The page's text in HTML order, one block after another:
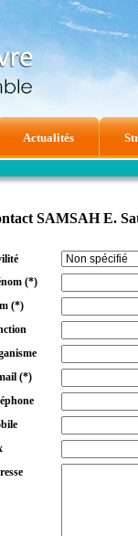
Actualités
SAMSAH E.
(*)
(*)
(*)